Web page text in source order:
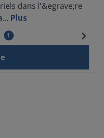
dans l'&egrave;re
Plus
1